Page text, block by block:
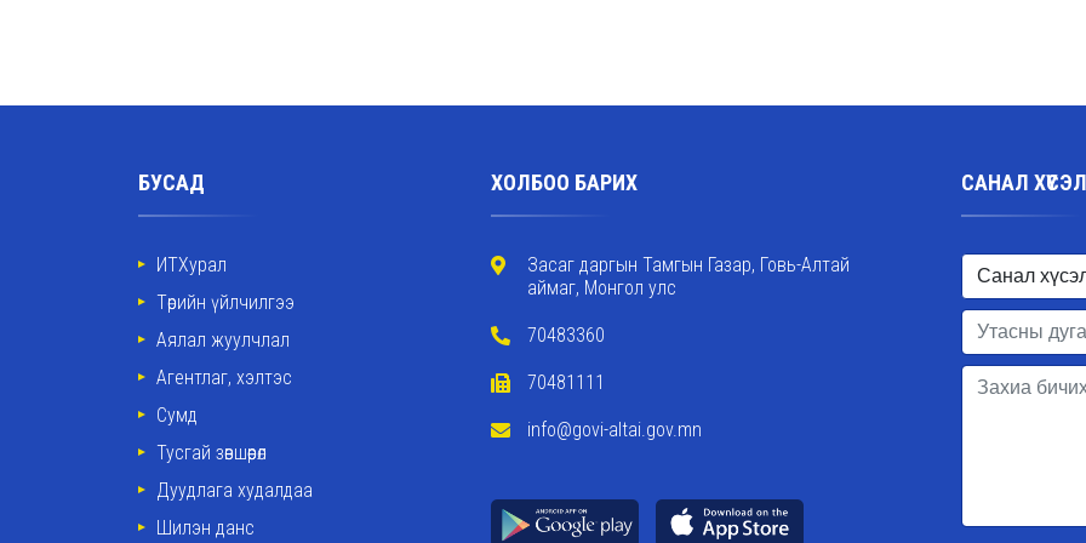
БУСАД
ИТХурал
Төрийн үйлчилгээ
Аялал жуулчлал
Агентлаг, хэлтэс
Сумд
Тусгай зөвшөөрөл
Дуудлага худалдаа
Шилэн данс
ХОЛБОО БАРИХ
Засаг даргын Тамгын Газар, Говь-Алтай
аймаг, Монгол улс
70483360
70481111
info@govi-altai.gov.mn
САНАЛ